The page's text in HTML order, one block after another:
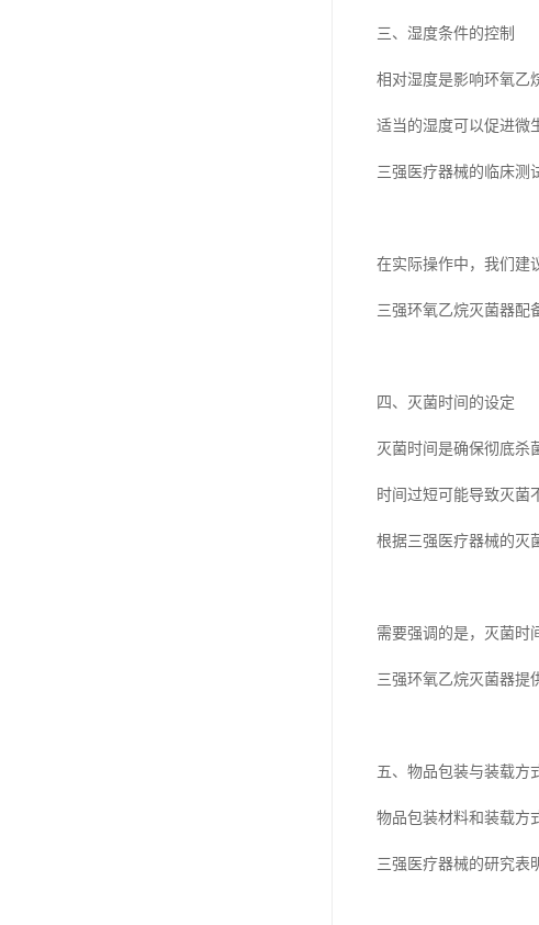
三、湿度条件的控制
相对湿度是影响环氧乙
适当的湿度可以促进微
三强医疗器械的临床测
在实际操作中，我们建
三强环氧乙烷灭菌器配
四、灭菌时间的设定
灭菌时间是确保彻底杀
时间过短可能导致灭菌
根据三强医疗器械的灭
需要强调的是，灭菌时
三强环氧乙烷灭菌器提
五、物品包装与装载方
物品包装材料和装载方
三强医疗器械的研究表